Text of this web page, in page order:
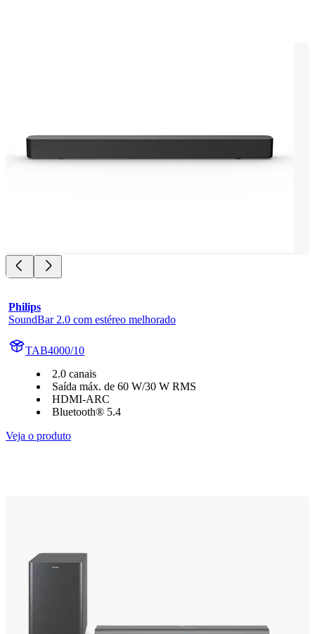
Philips
SoundBar 2.0 com estéreo melhorado
TAB4000/10
2.0 canais
Saída máx. de 60 W/30 W RMS
HDMI-ARC
Bluetooth® 5.4
Veja o produto